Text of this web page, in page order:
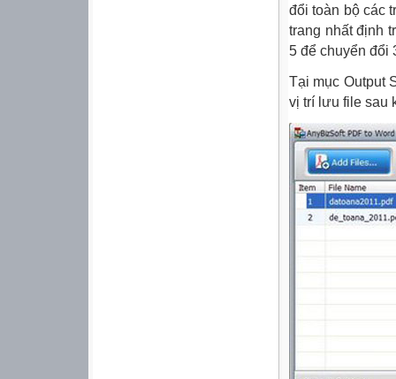
đổi toàn bộ các
trang nhất định
5 để chuyển đổi
Tại mục Output
vị trí lưu file sau